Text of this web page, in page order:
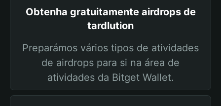
Obtenha gratuitamente airdrops de
tardlution
Preparámos vários tipos de atividades
de airdrops para si na área de
atividades da Bitget Wallet.